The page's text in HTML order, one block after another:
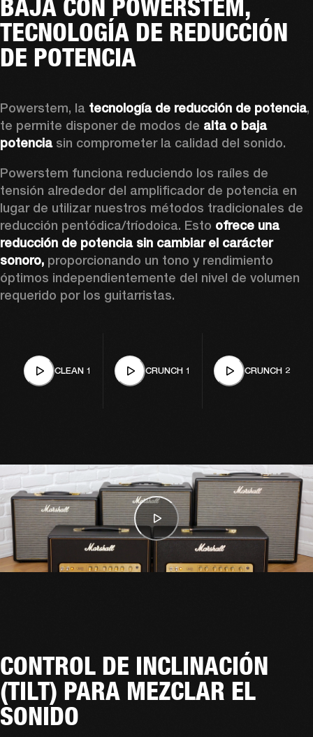
BAJA CON POWERSTEM,
TECNOLOGÍA DE REDUCCIÓN
DE POTENCIA
Powerstem, la tecnología de reducción de potencia,
te permite disponer de modos de alta o baja
potencia sin comprometer la calidad del sonido.
Powerstem funciona reduciendo los raíles de
tensión alrededor del amplificador de potencia en
lugar de utilizar nuestros métodos tradicionales de
reducción pentódica/tríodoica. Esto ofrece una
reducción de potencia sin cambiar el carácter
sonoro, proporcionando un tono y rendimiento
óptimos independientemente del nivel de volumen
requerido por los guitarristas.
CLEAN 1 CRUNCH 1 CRUNCH 2
CONTROL DE INCLINACIÓN
(TILT) PARA MEZCLAR EL
SONIDO